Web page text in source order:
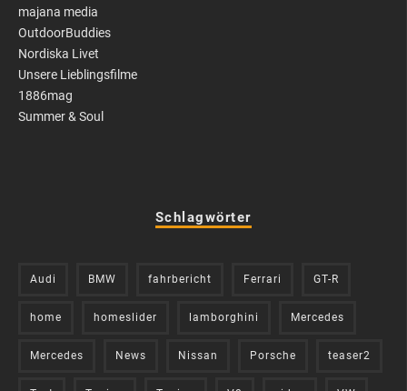
majana media
OutdoorBuddies
Nordiska Livet
Unsere Lieblingsfilme
1886mag
Summer & Soul
Schlagwörter
Audi BMW fahrbericht Ferrari GT-R
home homeslider lamborghini Mercedes
Mercedes News Nissan Porsche teaser2